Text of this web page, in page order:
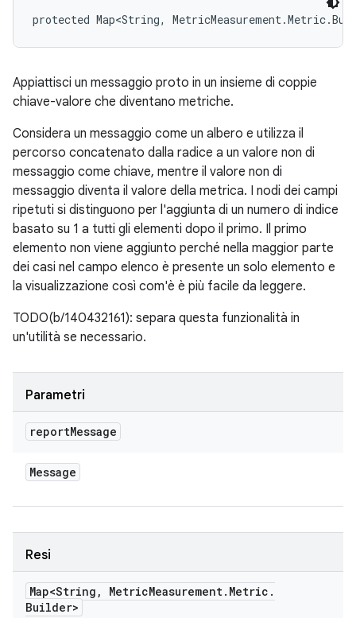
protected Map<String,
Appiattisci un messaggio proto in un insieme di coppie
chiave-valore che diventano metriche.
Considera un messaggio come un albero e utilizza il
percorso concatenato dalla radice a un valore non di
messaggio come chiave, mentre il valore non di
messaggio diventa il valore della metrica. I nodi dei campi
ripetuti si distinguono per l'aggiunta di un numero di indice
basato su 1 a tutti gli elementi dopo il primo. Il primo
elemento non viene aggiunto perché nella maggior parte
dei casi nel campo elenco è presente un solo elemento e
la visualizzazione così com'è è più facile da leggere.
TODO(b/140432161): separa questa funzionalità in
un'utilità se necessario.
Parametri
reportMessage
Message
Resi
Map<String , MetricMeasurement. Metric .
Builder>